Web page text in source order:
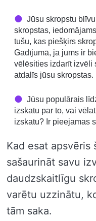
Jūsu skropstu
skropstas,
tušu, kas piešķirs
Gadījumā, ja jums ir
vēlēsities izdarīt izvēli
atdalīs jūsu skropstas.
Jūsu populārais
izskatu par to, vai
izskatu? Ir pieejamas
Kad esat apsvēris
sašaurināt savu
daudzskaitlīgu
varētu uzzinātu,
tām saka.